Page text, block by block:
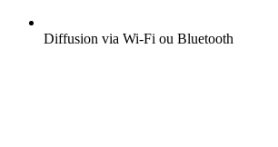
Diffusion via Wi-Fi ou Bluetooth